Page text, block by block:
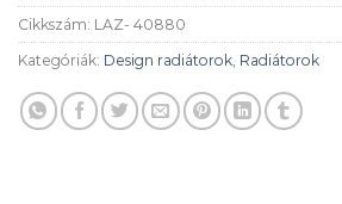
Cikkszám: LAZ- 40880
Kategóriák: Design radiátorok, Radiátorok